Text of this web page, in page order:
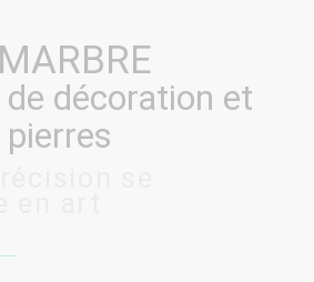
décoration et